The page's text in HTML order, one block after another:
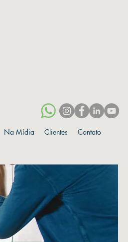
Na Mídia Clientes Contato